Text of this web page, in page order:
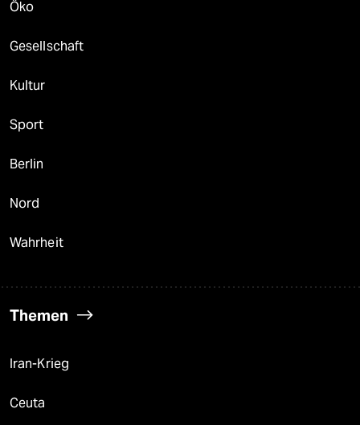
Öko
Gesellschaft
Kultur
Sport
Berlin
Nord
Wahrheit
Themen
Iran-Krieg
Ceuta